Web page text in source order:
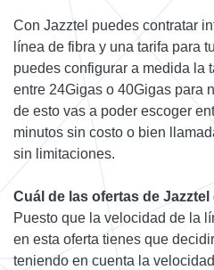
Con Jazztel puedes contratar
línea de fibra y una tarifa para
puedes configurar a medida la
entre 24Gigas o 40Gigas para
de esto vas a poder escoger
minutos sin costo o bien
sin limitaciones.
Cuál de las ofertas de
Puesto que la velocidad de la
en esta oferta tienes que
teniendo en cuenta la